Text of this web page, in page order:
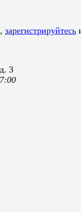
зарегистрируйтесь
3